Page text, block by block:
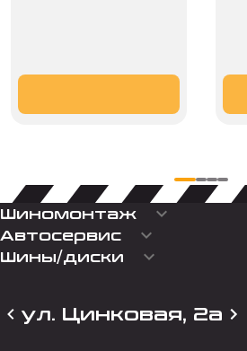
Шиномонтаж keyboard_arrow_down
Автосервис keyboard_arrow_down
Шины/диски keyboard_arrow_down
ул. Цинковая, 2а